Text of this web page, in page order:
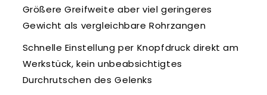
Größere Greifweite aber viel geringeres
Gewicht als vergleichbare Rohrzangen
Schnelle Einstellung per Knopfdruck direkt am
Werkstück, kein unbeabsichtigtes
Durchrutschen des Gelenks